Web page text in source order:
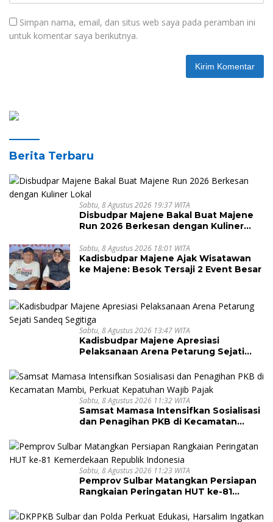
Simpan nama, email, dan situs web saya pada peramban ini
untuk komentar saya berikutnya.
Berita Terbaru
Sabtu, 8 Agustus 2026 19:37 WITA
Disbudpar Majene Bakal Buat Majene
Run 2026 Berkesan dengan Kuliner
Sabtu, 8 Agustus 2026 18:01 WITA
Kadisbudpar Majene Ajak Wisatawan
ke Majene: Besok Tersaji 2 Event Besar
Sabtu, 8 Agustus 2026 13:47 WITA
Kadisbudpar Majene Apresiasi
Pelaksanaan Arena Petarung Sejati
Sabtu, 8 Agustus 2026 11:32 WITA
Samsat Mamasa Intensifkan Sosialisasi
dan Penagihan PKB di Kecamatan
Sabtu, 8 Agustus 2026 11:23 WITA
Pemprov Sulbar Matangkan Persiapan
Rangkaian Peringatan HUT ke-81